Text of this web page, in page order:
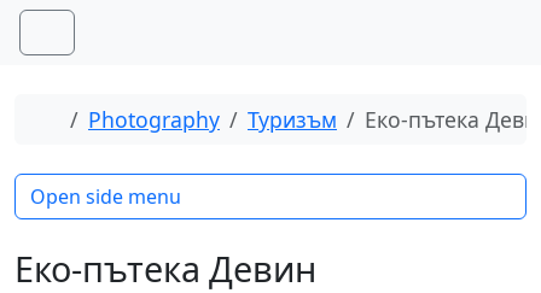
Skip to content
Skip to footer
Menu
Home
Photography Туризъм Еко-пътека
Еко-пътека Девин
Open side menu